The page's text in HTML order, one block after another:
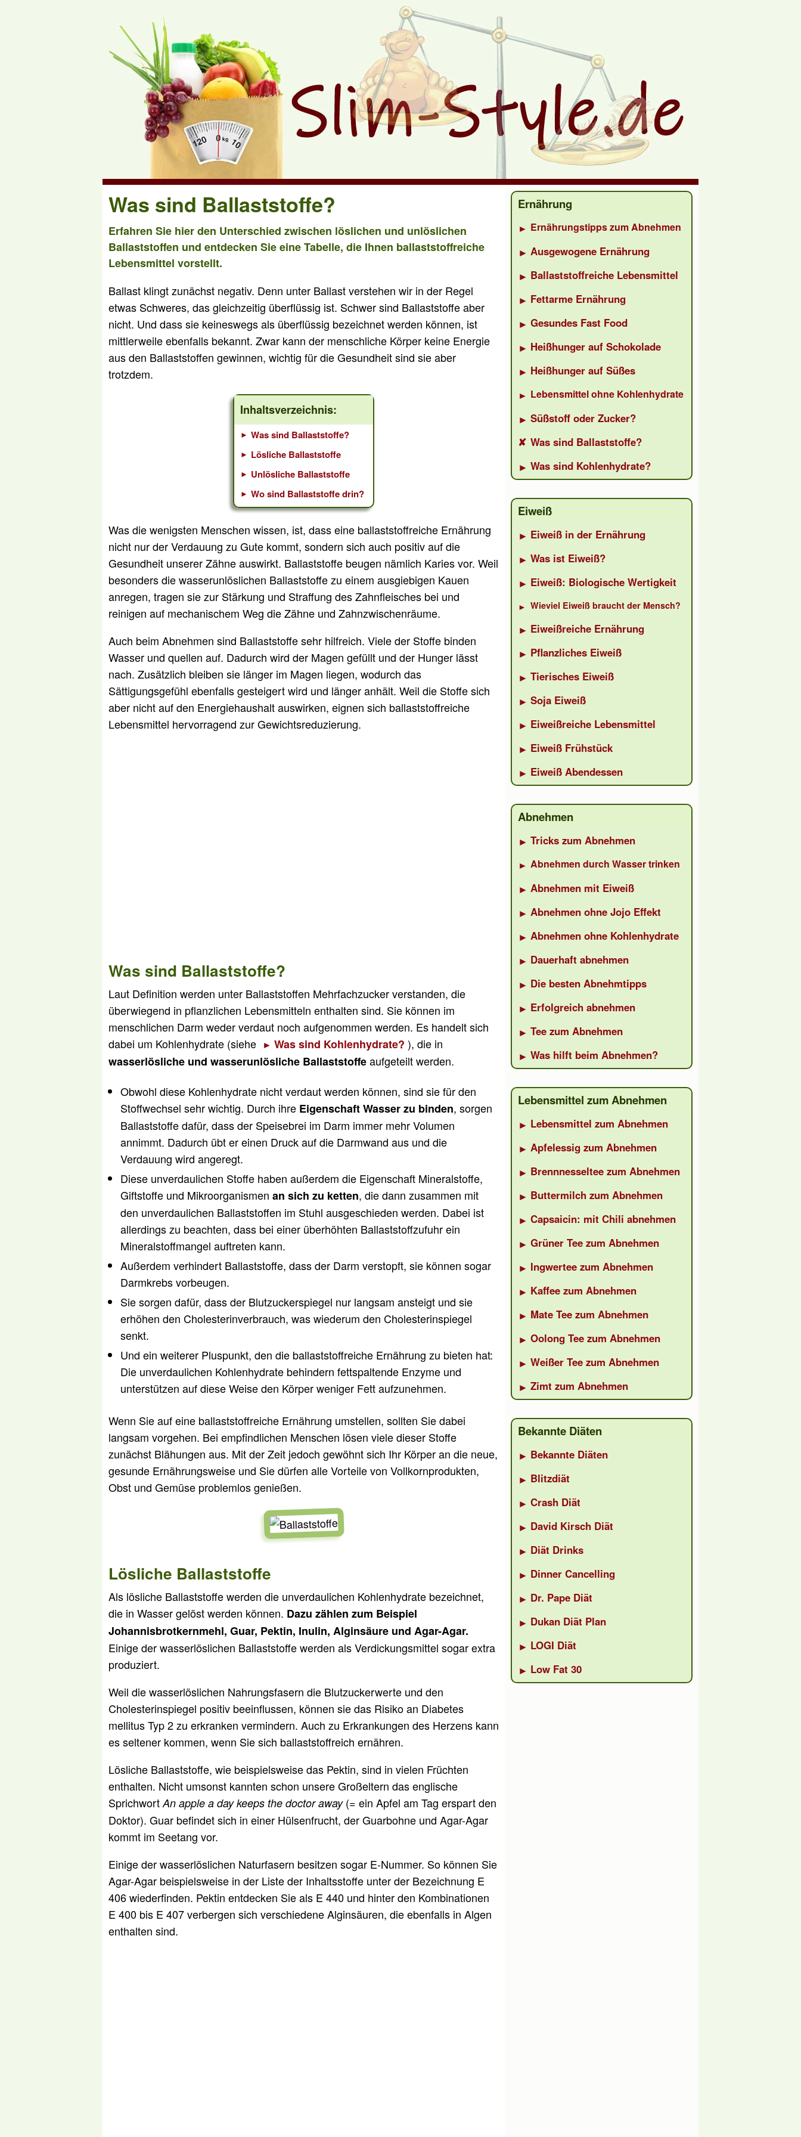
Was sind Ballaststoffe?
Erfahren Sie hier den Unterschied zwischen löslichen und unlöslichen
Ballaststoffen und entdecken Sie eine Tabelle, die Ihnen ballaststoffreiche
Lebensmittel vorstellt.
Ballast klingt zunächst negativ. Denn unter Ballast verstehen wir in der Regel
etwas Schweres, das gleichzeitig überflüssig ist. Schwer sind Ballaststoffe aber
nicht. Und dass sie keineswegs als überflüssig bezeichnet werden können, ist
mittlerweile ebenfalls bekannt. Zwar kann der menschliche Körper keine Energie
aus den Ballaststoffen gewinnen, wichtig für die Gesundheit sind sie aber
trotzdem.
Inhaltsverzeichnis:
Was sind Ballaststoffe?
Lösliche Ballaststoffe
Unlösliche Ballaststoffe
Wo sind Ballaststoffe drin?
Was die wenigsten Menschen wissen, ist, dass eine ballaststoffreiche Ernährung
nicht nur der Verdauung zu Gute kommt, sondern sich auch positiv auf die
Gesundheit unserer Zähne auswirkt. Ballaststoffe beugen nämlich Karies vor. Weil
besonders die wasserunlöslichen Ballaststoffe zu einem ausgiebigen Kauen
anregen, tragen sie zur Stärkung und Straffung des Zahnfleisches bei und
reinigen auf mechanischem Weg die Zähne und Zahnzwischenräume.
Auch beim Abnehmen sind Ballaststoffe sehr hilfreich. Viele der Stoffe binden
Wasser und quellen auf. Dadurch wird der Magen gefüllt und der Hunger lässt
nach. Zusätzlich bleiben sie länger im Magen liegen, wodurch das
Sättigungsgefühl ebenfalls gesteigert wird und länger anhält. Weil die Stoffe sich
aber nicht auf den Energiehaushalt auswirken, eignen sich ballaststoffreiche
Lebensmittel hervorragend zur Gewichtsreduzierung.
Was sind Ballaststoffe?
Laut Definition werden unter Ballaststoffen Mehrfachzucker verstanden, die
überwiegend in pflanzlichen Lebensmitteln enthalten sind. Sie können im
menschlichen Darm weder verdaut noch aufgenommen werden. Es handelt sich
dabei um Kohlenhydrate (siehe
Was sind Kohlenhydrate? ), die in
wasserlösliche und wasserunlösliche Ballaststoffeaufgeteilt werden.
Obwohl diese Kohlenhydrate nicht verdaut werden können, sind sie für den
Stoffwechsel sehr wichtig. Durch ihre Eigenschaft Wasser zu binden, sorgen
Ballaststoffe dafür, dass der Speisebrei im Darm immer mehr Volumen
annimmt. Dadurch übt er einen Druck auf die Darmwand aus und die
Verdauung wird angeregt.
Diese unverdaulichen Stoffe haben außerdem die Eigenschaft Mineralstoffe,
Giftstoffe und Mikroorganismen an sich zu ketten, die dann zusammen mit
den unverdaulichen Ballaststoffen im Stuhl ausgeschieden werden. Dabei ist
allerdings zu beachten, dass bei einer überhöhten Ballaststoffzufuhr ein
Mineralstoffmangel auftreten kann.
Außerdem verhindert Ballaststoffe, dass der Darm verstopft, sie können sogar
Darmkrebs vorbeugen.
Sie sorgen dafür, dass der Blutzuckerspiegel nur langsam ansteigt und sie
erhöhen den Cholesterinverbrauch, was wiederum den Cholesterinspiegel
senkt.
Und ein weiterer Pluspunkt, den die ballaststoffreiche Ernährung zu bieten hat:
Die unverdaulichen Kohlenhydrate behindern fettspaltende Enzyme und
unterstützen auf diese Weise den Körper weniger Fett aufzunehmen.
Wenn Sie auf eine ballaststoffreiche Ernährung umstellen, sollten Sie dabei
langsam vorgehen. Bei empfindlichen Menschen lösen viele dieser Stoffe
zunächst Blähungen aus. Mit der Zeit jedoch gewöhnt sich Ihr Körper an die neue,
gesunde Ernährungsweise und Sie dürfen alle Vorteile von Vollkornprodukten,
Obst und Gemüse problemlos genießen.
Lösliche Ballaststoffe
Als lösliche Ballaststoffe werden die unverdaulichen Kohlenhydrate bezeichnet,
die in Wasser gelöst werden können. Dazu zählen zum Beispiel
Johannisbrotkernmehl, Guar, Pektin, Inulin, Alginsäure und Agar-Agar.
Einige der wasserlöslichen Ballaststoffe werden als Verdickungsmittel sogar extra
produziert.
Weil die wasserlöslichen Nahrungsfasern die Blutzuckerwerte und den
Cholesterinspiegel positiv beeinflussen, können sie das Risiko an Diabetes
mellitus Typ 2 zu erkranken vermindern. Auch zu Erkrankungen des Herzens kann
es seltener kommen, wenn Sie sich ballaststoffreich ernähren.
Lösliche Ballaststoffe, wie beispielsweise das Pektin, sind in vielen Früchten
enthalten. Nicht umsonst kannten schon unsere Großeltern das englische
Sprichwort An apple a day keeps the doctor away(= ein Apfel am Tag erspart den
Doktor). Guar befindet sich in einer Hülsenfrucht, der Guarbohne und Agar-Agar
kommt im Seetang vor.
Einige der wasserlöslichen Naturfasern besitzen sogar E-Nummer. So können Sie
Agar-Agar beispielsweise in der Liste der Inhaltsstoffe unter der Bezeichnung E
406 wiederfinden. Pektin entdecken Sie als E 440 und hinter den Kombinationen
E 400 bis E 407 verbergen sich verschiedene Alginsäuren, die ebenfalls in Algen
enthalten sind.
Ernährung
Ernährungstipps zum Abnehmen
Ausgewogene Ernährung
Ballaststoffreiche Lebensmittel
Fettarme Ernährung
Gesundes Fast Food
Heißhunger auf Schokolade
Heißhunger auf Süßes
Lebensmittel ohne Kohlenhydrate
Süßstoff oder Zucker?
Was sind Ballaststoffe?
Was sind Kohlenhydrate?
Eiweiß
Eiweiß in der Ernährung
Was ist Eiweiß?
Eiweiß: Biologische Wertigkeit
Wieviel Eiweiß braucht der Mensch?
Eiweißreiche Ernährung
Pflanzliches Eiweiß
Tierisches Eiweiß
Soja Eiweiß
Eiweißreiche Lebensmittel
Eiweiß Frühstück
Eiweiß Abendessen
Abnehmen
Tricks zum Abnehmen
Abnehmen durch Wasser trinken
Abnehmen mit Eiweiß
Abnehmen ohne Jojo Effekt
Abnehmen ohne Kohlenhydrate
Dauerhaft abnehmen
Die besten Abnehmtipps
Erfolgreich abnehmen
Tee zum Abnehmen
Was hilft beim Abnehmen?
Lebensmittel zum Abnehmen
Lebensmittel zum Abnehmen
Apfelessig zum Abnehmen
Brennnesseltee zum Abnehmen
Buttermilch zum Abnehmen
Capsaicin: mit Chili abnehmen
Grüner Tee zum Abnehmen
Ingwertee zum Abnehmen
Kaffee zum Abnehmen
Mate Tee zum Abnehmen
Oolong Tee zum Abnehmen
Weißer Tee zum Abnehmen
Zimt zum Abnehmen
Bekannte Diäten
Bekannte Diäten
Blitzdiät
Crash Diät
David Kirsch Diät
Diät Drinks
Dinner Cancelling
Dr. Pape Diät
Dukan Diät Plan
LOGI Diät
Low Fat 30